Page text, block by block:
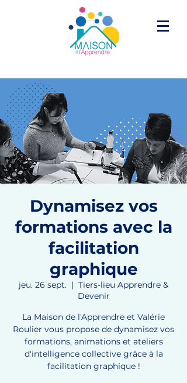
Dynamisez vos
formations avec la
facilitation
graphique
jeu. 26 sept.
  |
Tiers-lieu Apprendre &
Devenir
La Maison de l'Apprendre et Valérie
Roulier vous propose de dynamisez vos
formations, animations et ateliers
d'intelligence collective grâce à la
facilitation graphique !